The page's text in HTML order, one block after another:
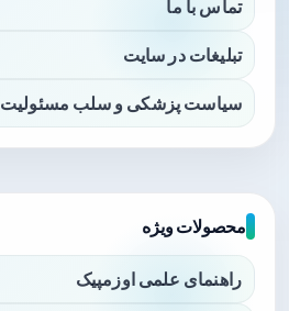
تماس با ما
تبلیغات در سایت
سیاست پزشکی و سلب مسئولیت
محصولات ویژه
راهنمای علمی اوزمپیک